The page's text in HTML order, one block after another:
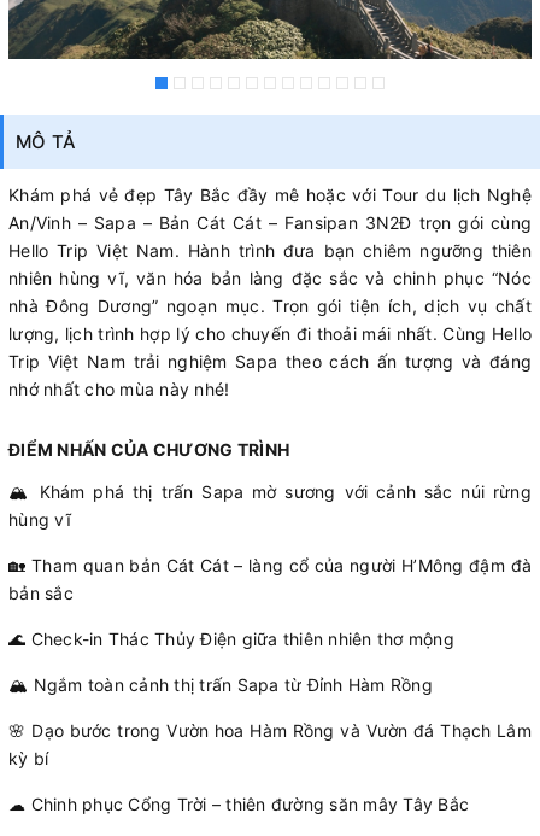
MÔ TẢ
Khám phá vẻ đẹp Tây Bắc đầy mê hoặc với Tour du lịch Nghệ
An/Vinh – Sapa – Bản Cát Cát – Fansipan 3N2Đ trọn gói cùng
Hello Trip Việt Nam. Hành trình đưa bạn chiêm ngưỡng thiên
nhiên hùng vĩ, văn hóa bản làng đặc sắc và chinh phục “Nóc
nhà Đông Dương” ngoạn mục. Trọn gói tiện ích, dịch vụ chất
lượng, lịch trình hợp lý cho chuyến đi thoải mái nhất. Cùng Hello
Trip Việt Nam trải nghiệm Sapa theo cách ấn tượng và đáng
nhớ nhất cho mùa này nhé!
ĐIỂM NHẤN CỦA CHƯƠNG TRÌNH
🏔 Khám phá thị trấn Sapa mờ sương với cảnh sắc núi rừng
hùng vĩ
🏡 Tham quan bản Cát Cát – làng cổ của người H’Mông đậm đà
bản sắc
🌊 Check-in Thác Thủy Điện giữa thiên nhiên thơ mộng
🏔 Ngắm toàn cảnh thị trấn Sapa từ Đỉnh Hàm Rồng
🌸 Dạo bước trong Vườn hoa Hàm Rồng và Vườn đá Thạch Lâm
kỳ bí
☁ Chinh phục Cổng Trời – thiên đường săn mây Tây Bắc